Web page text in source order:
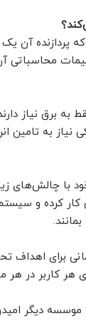
پردازنده آن
محاسباتی
برق نیاز
نیاز به
با چالش‌های
برای